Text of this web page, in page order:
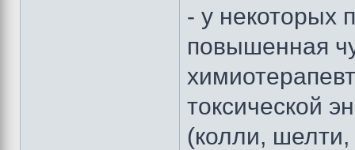
- у некоторых
повышенная
токсической
(колли, шелти,